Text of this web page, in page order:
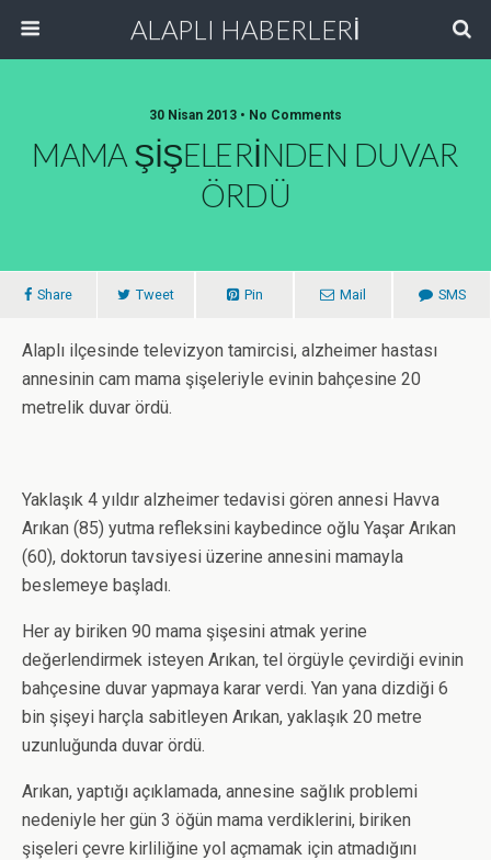
ALAPLI HABERLERİ
30 Nisan 2013 • No Comments
MAMA ŞİŞELERİNDEN DUVAR
ÖRDÜ
Share Tweet Pin Mail SMS
Alaplı ilçesinde televizyon tamircisi, alzheimer hastası
annesinin cam mama şişeleriyle evinin bahçesine 20
metrelik duvar ördü.
Yaklaşık 4 yıldır alzheimer tedavisi gören annesi Havva
Arıkan (85) yutma refleksini kaybedince oğlu Yaşar Arıkan
(60), doktorun tavsiyesi üzerine annesini mamayla
beslemeye başladı.
Her ay biriken 90 mama şişesini atmak yerine
değerlendirmek isteyen Arıkan, tel örgüyle çevirdiği evinin
bahçesine duvar yapmaya karar verdi. Yan yana dizdiği 6
bin şişeyi harçla sabitleyen Arıkan, yaklaşık 20 metre
uzunluğunda duvar ördü.
Arıkan, yaptığı açıklamada, annesine sağlık problemi
nedeniyle her gün 3 öğün mama verdiklerini, biriken
şişeleri çevre kirliliğine yol açmamak için atmadığını